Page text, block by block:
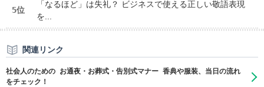
5位
「なるほど」は失礼？ ビジネスで使える正しい敬語表現
を...
関連リンク
社会人のための お通夜・お葬式・告別式マナー 香典や服装、当日の流れ
をチェック！